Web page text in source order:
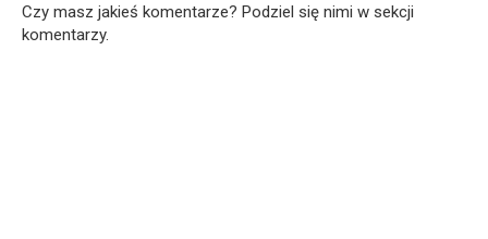
Czy masz jakieś komentarze? Podziel się nimi w sekcji
komentarzy.